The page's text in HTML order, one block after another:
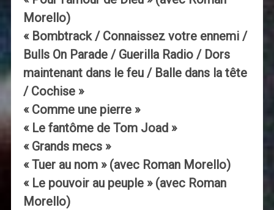
Morello)
« Bombtrack / Connaissez votre ennemi /
Bulls On Parade / Guerilla Radio / Dors
maintenant dans le feu / Balle dans la tête
/ Cochise »
« Comme une pierre »
« Le fantôme de Tom Joad »
« Grands mecs »
« Tuer au nom » (avec Roman Morello)
« Le pouvoir au peuple » (avec Roman
Morello)